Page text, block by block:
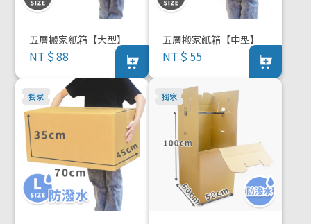
五層搬家紙箱【大型】
NT＄88
五層搬家紙箱【中型】
NT＄55